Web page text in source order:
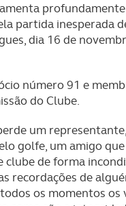
partida inesperada
dia 16 de
número 91 e
do Clube.
um
golfe, um amigo
clube de forma
recordações de
os momentos os